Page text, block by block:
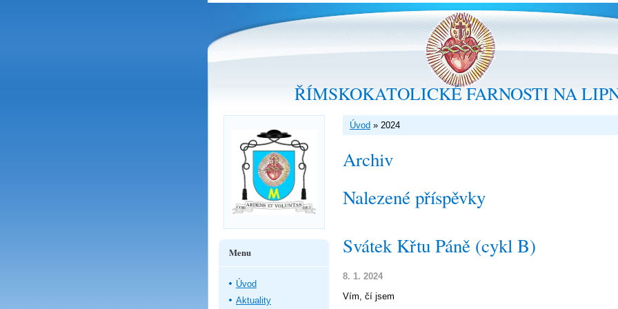
ŘÍMSKOKATOLICKÉ FARNOSTI NA
Úvod » 2024
Archiv
Nalezené příspěvky
Svátek Křtu Páně (cykl B)
8. 1. 2024
Vím, čí jsem
Menu
Úvod
Aktuality